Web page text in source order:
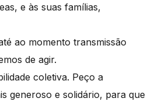
e às suas famílias,
ao momento transmissão
de agir.
coletiva. Peço a
generoso e solidário, para que